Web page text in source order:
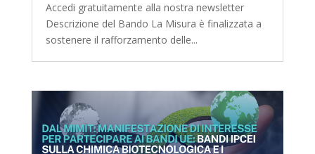
Accedi gratuitamente alla nostra newsletter
Descrizione del Bando La Misura è finalizzata a
sostenere il rafforzamento delle...